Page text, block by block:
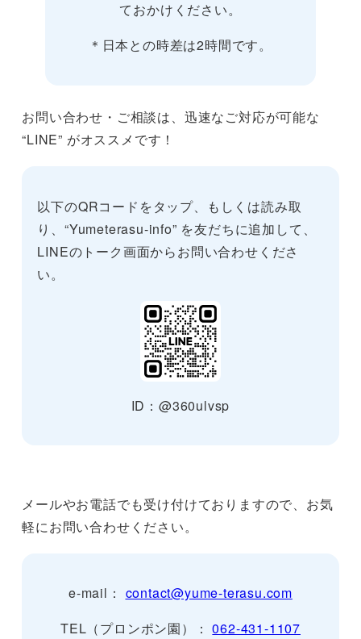
ておかけください。
＊日本との時差は2時間です。
お問い合わせ・ご相談は、迅速なご対応が可能な
“LINE” がオススメです！
以下のQRコードをタップ、もしくは読み取
り、“Yumeterasu-info” を友だちに追加して、
LINEのトーク画面からお問い合わせくださ
い。
ID：@360ulvsp
メールやお電話でも受け付けておりますので、お気
軽にお問い合わせください。
e-mail： contact@yume-terasu.com
TEL（プロンポン園）：062-431-1107